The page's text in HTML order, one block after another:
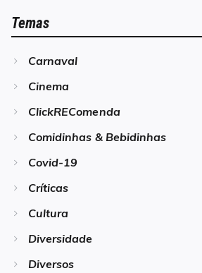
Temas
Carnaval
Cinema
ClickREComenda
Comidinhas & Bebidinhas
Covid-19
Críticas
Cultura
Diversidade
Diversos